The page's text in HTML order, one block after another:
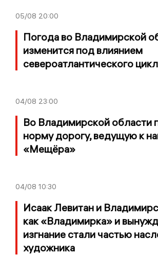
05/08 20:00
Погода во Владимирской
изменится под влиянием
североатлантического
04/08 23:00
Во Владимирской области
норму дорогу, ведущую к
«Мещёра»
04/08 10:30
Исаак Левитан и
как «Владимирка» и
изгнание стали частью
художника